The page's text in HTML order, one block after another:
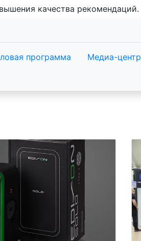
качества рекомендаций.
программа
Медиа-центр